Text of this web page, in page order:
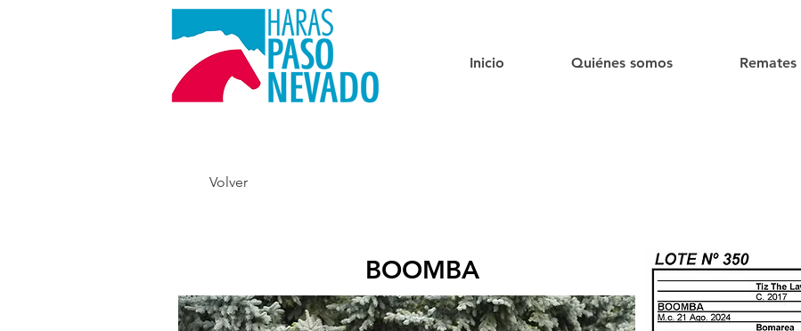
Inicio Quiénes somos Remates
Volver
BOOMBA